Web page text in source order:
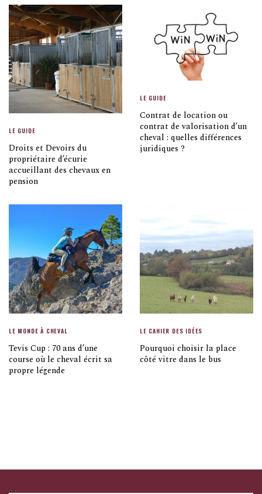
LE GUIDE
Droits et Devoirs du
propriétaire d’écurie
accueillant des chevaux en
pension
LE GUIDE
Contrat de location ou
contrat de valorisation d’un
cheval : quelles différences
juridiques ?
LE MONDE À CHEVAL
Tevis Cup : 70 ans d’une
course où le cheval écrit sa
propre légende
LE CAHIER DES IDÉES
Pourquoi choisir la place
côté vitre dans le bus